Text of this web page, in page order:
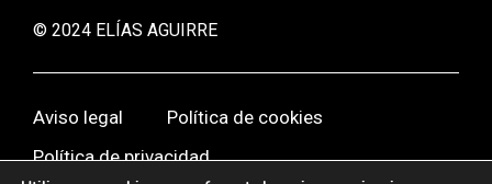
© 2024 ELÍAS AGUIRRE
Aviso legal
Política de cookies
Política de privacidad